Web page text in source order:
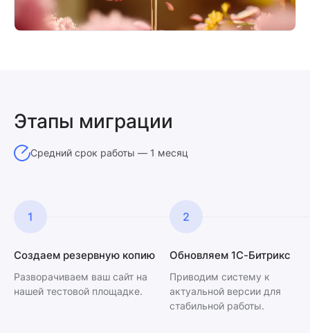
Этапы миграции
Средний срок работы — 1 месяц
1
Создаем резервную копию
Разворачиваем ваш сайт на
нашей тестовой площадке.
2
Обновляем 1С-Битрикс
Приводим систему к
актуальной версии для
стабильной работы.